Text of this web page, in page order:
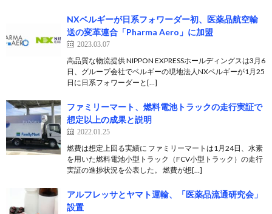
NXベルギーが日系フォワーダー初、医薬品航空輸
送の変革連合「Pharma Aero」に加盟
2023.03.07
高品質な物流提供 NIPPON EXPRESSホールディングスは3月6
日、グループ会社でベルギーの現地法人NXベルギーが1月25
日に日系フォワーダーと[…]
ファミリーマート、燃料電池トラックの走行実証で
想定以上の成果と説明
2022.01.25
燃費は想定上回る実績に ファミリーマートは1月24日、水素
を用いた燃料電池小型トラック（FCV小型トラック）の走行
実証の進捗状況を公表した。 燃費が想[…]
アルフレッサとヤマト運輸、「医薬品流通研究会」
設置